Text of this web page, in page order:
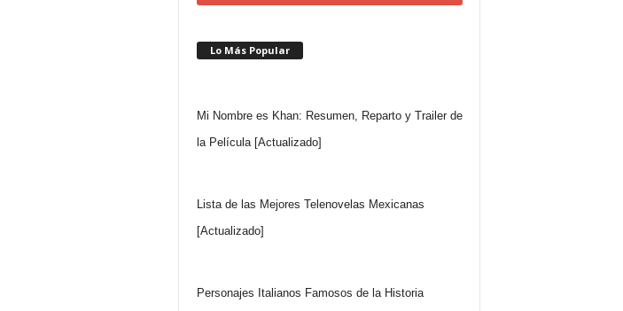
Lo Más Popular
Mi Nombre es Khan: Resumen, Reparto y Trailer de
la Película [Actualizado]
Lista de las Mejores Telenovelas Mexicanas
[Actualizado]
Personajes Italianos Famosos de la Historia